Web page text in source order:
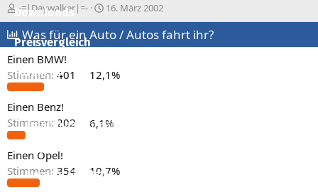
Downloads
Preisvergleich
Forum
Empfohlene Inhalte
Neue Beiträge
Neueste Aktivitäten
E
r
t
e
l
l
r
-=|Daywalker|=-
E
r
s
t
l
m
16. März 2002
Was für ein Auto / Autos fahrt ihr?
Einen BMW!
Stimmen: 401 12,1%
Einen Benz!
Stimmen: 202 6,1%
Einen Opel!
Stimmen: 354 10,7%